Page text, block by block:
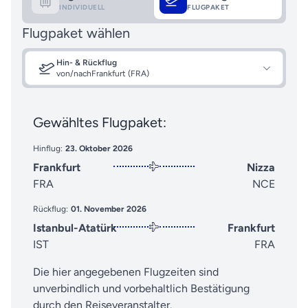
INDIVIDUELL FLUGPAKET
Flugpaket wählen
Hin- & Rückflug
von/nachFrankfurt (FRA)
Gewähltes Flugpaket:
Hinflug: 23. Oktober 2026
Frankfurt
FRA
Nizza
NCE
Rückflug: 01. November 2026
Istanbul-Atatürk
IST
Frankfurt
FRA
Die hier angegebenen Flugzeiten sind
unverbindlich und vorbehaltlich Bestätigung
durch den Reiseveranstalter.